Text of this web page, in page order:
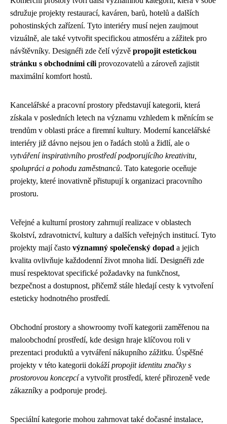
sdružuje projekty restaurací, kaváren, barů, hotelů a dalších
pohostinských zařízení. Tyto interiéry musí nejen zaujmout
vizuálně, ale také vytvořit specifickou atmosféru a zážitek pro
návštěvníky. Designéři zde čelí výzvě propojit estetickou
stránku s obchodními cíli provozovatelů a zároveň zajistit
maximální komfort hostů.
Kancelářské a pracovní prostory představují kategorii, která
získala v posledních letech na významu vzhledem k měnícím se
trendům v oblasti práce a firemní kultury. Moderní kancelářské
interiéry již dávno nejsou jen o řadách stolů a židlí, ale o
vytváření inspirativního prostředí podporujícího kreativitu,
spolupráci a pohodu zaměstnanců. Tato kategorie oceňuje
projekty, které inovativně přistupují k organizaci pracovního
prostoru.
Veřejné a kulturní prostory zahrnují realizace v oblastech
školství, zdravotnictví, kultury a dalších veřejných institucí. Tyto
projekty mají často významný společenský dopad a jejich
kvalita ovlivňuje každodenní život mnoha lidí. Designéři zde
musí respektovat specifické požadavky na funkčnost,
bezpečnost a dostupnost, přičemž stále hledají cesty k vytvoření
esteticky hodnotného prostředí.
Obchodní prostory a showroomy tvoří kategorii zaměřenou na
maloobchodní prostředí, kde design hraje klíčovou roli v
prezentaci produktů a vytváření nákupního zážitku. Úspěšné
projekty v této kategorii dokážípropojit identitu značky s
prostorovou koncepcía vytvořit prostředí, které přirozeně vede
zákazníky a podporuje prodej.
Speciální kategorie mohou zahrnovat také dočasné instalace,